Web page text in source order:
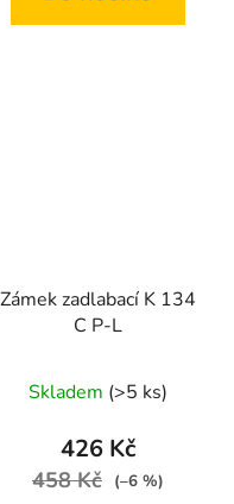
Zámek zadlabací K 134
C P-L
Skladem (>5 ks)
426 Kč
458 Kč (–6 %)